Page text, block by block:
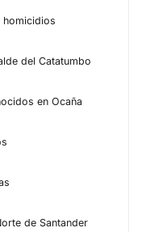
del Catatumbo
en Ocaña
de Santander